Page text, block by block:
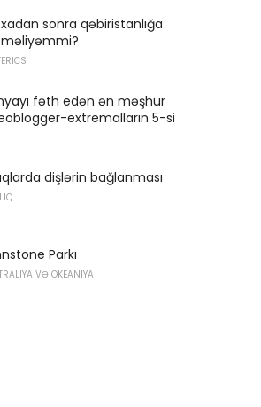
sonra qəbiristanlığa
fəth edən ən məşhur
extremalların 5-si
dişlərin bağlanması
Parkı
VƏ OKEANIYA